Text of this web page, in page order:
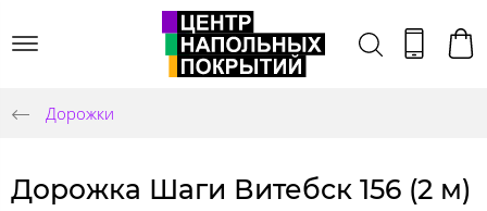
Дорожки
Дорожка Шаги Витебск 156 (2 м)